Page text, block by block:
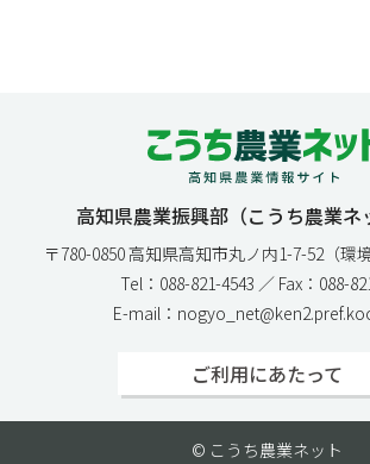
高知県農業振興部（こうち農業ネ
〒780-0850 高知県高知市丸ノ内1-7-52（環
Tel：088-821-4543 ／ Fax：088-
E-mail：
ご利用にあたって
© こうち農業ネット